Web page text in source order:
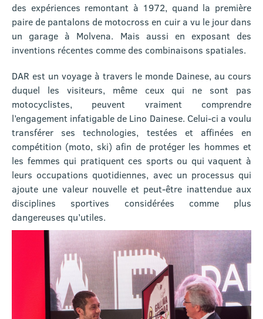
des expériences remontant à 1972, quand la première
paire de pantalons de motocross en cuir a vu le jour dans
un garage à Molvena. Mais aussi en exposant des
inventions récentes comme des combinaisons spatiales.
DAR est un voyage à travers le monde Dainese, au cours
duquel les visiteurs, même ceux qui ne sont pas
motocyclistes, peuvent vraiment comprendre
l’engagement infatigable de Lino Dainese. Celui-ci a voulu
transférer ses technologies, testées et affinées en
compétition (moto, ski) afin de protéger les hommes et
les femmes qui pratiquent ces sports ou qui vaquent à
leurs occupations quotidiennes, avec un processus qui
ajoute une valeur nouvelle et peut-être inattendue aux
disciplines sportives considérées comme plus
dangereuses qu’utiles.